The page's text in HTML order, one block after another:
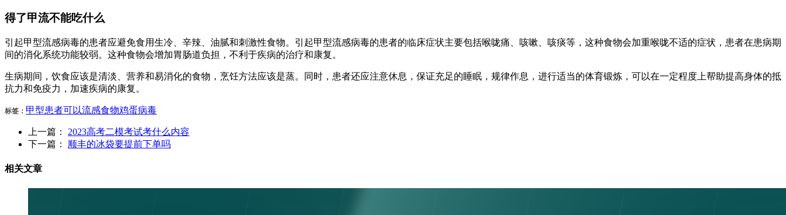
得了甲流不能吃什么
引起甲型流感病毒的患者应避免食用生冷、辛辣、油腻和刺激性食物。引起甲型流感病毒的患者的临床症状主要包括喉咙痛、咳嗽、咳痰等，这种食物会加重喉咙不适的症状，患者在患病期
间的消化系统功能较弱。这种食物会增加胃肠道负担，不利于疾病的治疗和康复。
生病期间，饮食应该是清淡、营养和易消化的食物，烹饪方法应该是蒸。同时，患者还应注意休息，保证充足的睡眠，规律作息，进行适当的体育锻炼，可以在一定程度上帮助提高身体的抵
抗力和免疫力，加速疾病的康复。
标签： 甲型患者可以流感食物鸡蛋病毒
上一篇：
2023高考二模考试考什么内容
下一篇：
顺丰的冰袋要提前下单吗
相关文章